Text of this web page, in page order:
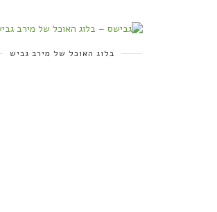
בלוג האוכל של מירב גביש